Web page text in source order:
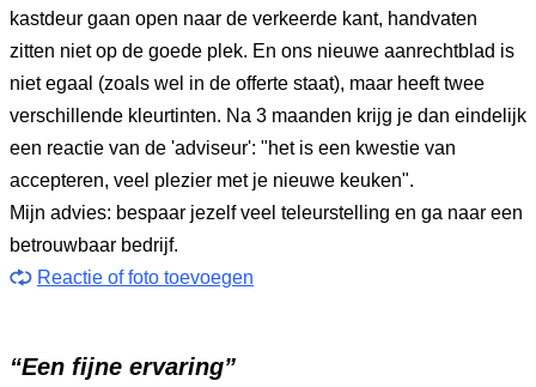
kastdeur gaan open naar de verkeerde kant, handvaten
zitten niet op de goede plek. En ons nieuwe aanrechtblad is
niet egaal (zoals wel in de offerte staat), maar heeft twee
verschillende kleurtinten. Na 3 maanden krijg je dan eindelijk
een reactie van de 'adviseur': "het is een kwestie van
accepteren, veel plezier met je nieuwe keuken".
Mijn advies: bespaar jezelf veel teleurstelling en ga naar een
betrouwbaar bedrijf.
Reactie of foto toevoegen
“Een fijne ervaring”